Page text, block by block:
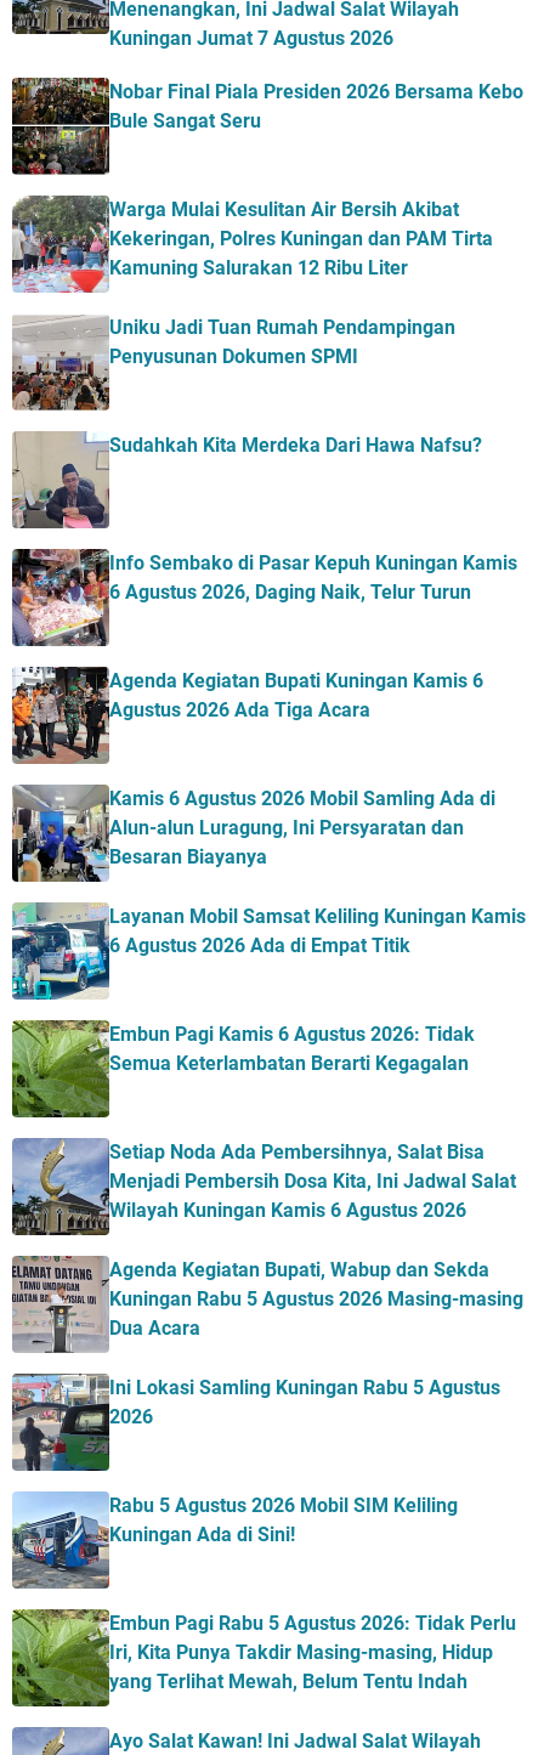
Menenangkan, Ini Jadwal Salat Wilayah
Kuningan Jumat 7 Agustus 2026
Nobar Final Piala Presiden 2026 Bersama Kebo
Bule Sangat Seru
Warga Mulai Kesulitan Air Bersih Akibat
Kekeringan, Polres Kuningan dan PAM Tirta
Kamuning Salurakan 12 Ribu Liter
Uniku Jadi Tuan Rumah Pendampingan
Penyusunan Dokumen SPMI
Sudahkah Kita Merdeka Dari Hawa Nafsu?
Info Sembako di Pasar Kepuh Kuningan Kamis
6 Agustus 2026, Daging Naik, Telur Turun
Agenda Kegiatan Bupati Kuningan Kamis 6
Agustus 2026 Ada Tiga Acara
Kamis 6 Agustus 2026 Mobil Samling Ada di
Alun-alun Luragung, Ini Persyaratan dan
Besaran Biayanya
Layanan Mobil Samsat Keliling Kuningan Kamis
6 Agustus 2026 Ada di Empat Titik
Embun Pagi Kamis 6 Agustus 2026: Tidak
Semua Keterlambatan Berarti Kegagalan
Setiap Noda Ada Pembersihnya, Salat Bisa
Menjadi Pembersih Dosa Kita, Ini Jadwal Salat
Wilayah Kuningan Kamis 6 Agustus 2026
Agenda Kegiatan Bupati, Wabup dan Sekda
Kuningan Rabu 5 Agustus 2026 Masing-masing
Dua Acara
Ini Lokasi Samling Kuningan Rabu 5 Agustus
2026
Rabu 5 Agustus 2026 Mobil SIM Keliling
Kuningan Ada di Sini!
Embun Pagi Rabu 5 Agustus 2026: Tidak Perlu
Iri, Kita Punya Takdir Masing-masing, Hidup
yang Terlihat Mewah, Belum Tentu Indah
Ayo Salat Kawan! Ini Jadwal Salat Wilayah